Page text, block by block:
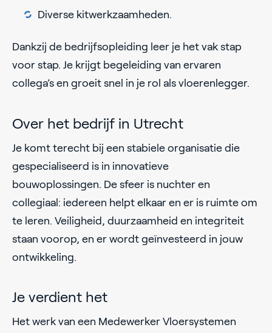
Diverse kitwerkzaamheden.
Dankzij de bedrijfsopleiding leer je het vak stap
voor stap. Je krijgt begeleiding van ervaren
collega’s en groeit snel in je rol als vloerenlegger.
Over het bedrijf in Utrecht
Je komt terecht bij een stabiele organisatie die
gespecialiseerd is in innovatieve
bouwoplossingen. De sfeer is nuchter en
collegiaal: iedereen helpt elkaar en er is ruimte om
te leren. Veiligheid, duurzaamheid en integriteit
staan voorop, en er wordt geïnvesteerd in jouw
ontwikkeling.
Je verdient het
Het werk van een Medewerker Vloersystemen